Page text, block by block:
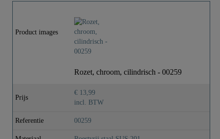
0,0 Kg
Product images
Rozet, chroom, cilindrisch - 00259
Prijs
€ 13,99
incl. BTW
Referentie 00259